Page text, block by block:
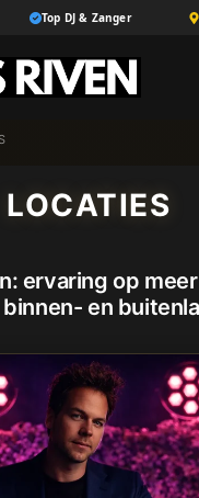
Top DJ & Zanger
LOCATIES
ervaring op
en